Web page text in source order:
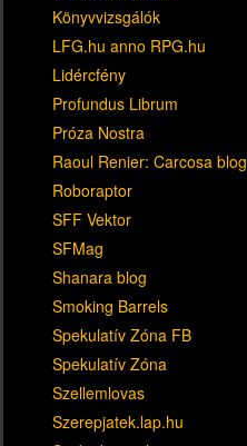
Könyvvizsgálók
LFG.hu anno RPG.hu
Lidércfény
Profundus Librum
Próza Nostra
Raoul Renier: Carcosa blog
Roboraptor
SFF Vektor
SFMag
Shanara blog
Smoking Barrels
Spekulatív Zóna FB
Spekulatív Zóna
Szellemlovas
Szerepjatek.lap.hu